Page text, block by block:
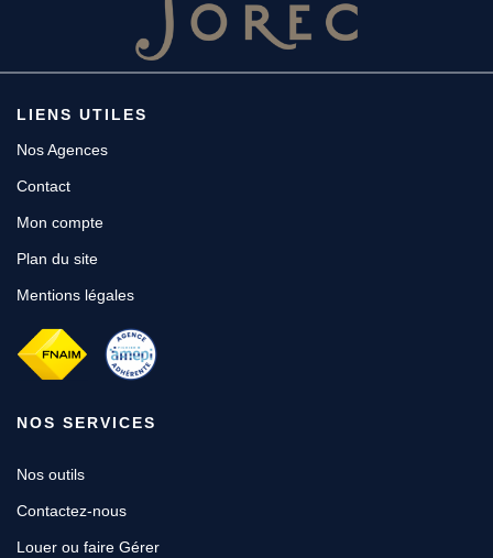
LIENS UTILES
Nos Agences
Contact
Mon compte
Plan du site
Mentions légales
NOS SERVICES
Nos outils
Contactez-nous
Louer ou faire Gérer